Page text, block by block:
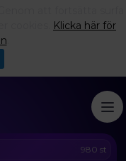
980 st
Klicka här för